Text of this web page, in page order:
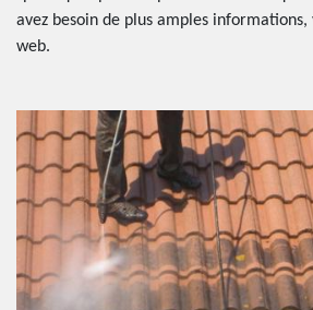
avez besoin de plus amples
web.